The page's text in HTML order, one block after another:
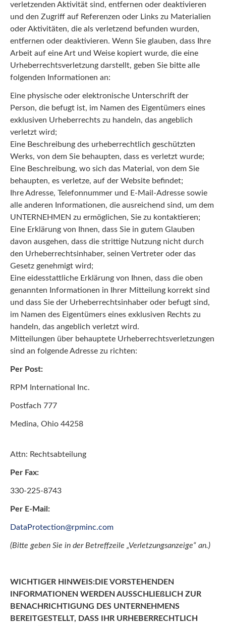
verletzenden Aktivität sind, entfernen oder deaktivieren
und den Zugriff auf Referenzen oder Links zu Materialien
oder Aktivitäten, die als verletzend befunden wurden,
entfernen oder deaktivieren. Wenn Sie glauben, dass Ihre
Arbeit auf eine Art und Weise kopiert wurde, die eine
Urheberrechtsverletzung darstellt, geben Sie bitte alle
folgenden Informationen an:
Eine physische oder elektronische Unterschrift der
Person, die befugt ist, im Namen des Eigentümers eines
exklusiven Urheberrechts zu handeln, das angeblich
verletzt wird;
Eine Beschreibung des urheberrechtlich geschützten
Werks, von dem Sie behaupten, dass es verletzt wurde;
Eine Beschreibung, wo sich das Material, von dem Sie
behaupten, es verletze, auf der Website befindet;
Ihre Adresse, Telefonnummer und E-Mail-Adresse sowie
alle anderen Informationen, die ausreichend sind, um dem
UNTERNEHMEN zu ermöglichen, Sie zu kontaktieren;
Eine Erklärung von Ihnen, dass Sie in gutem Glauben
davon ausgehen, dass die strittige Nutzung nicht durch
den Urheberrechtsinhaber, seinen Vertreter oder das
Gesetz genehmigt wird;
Eine eidesstattliche Erklärung von Ihnen, dass die oben
genannten Informationen in Ihrer Mitteilung korrekt sind
und dass Sie der Urheberrechtsinhaber oder befugt sind,
im Namen des Eigentümers eines exklusiven Rechts zu
handeln, das angeblich verletzt wird.
Mitteilungen über behauptete Urheberrechtsverletzungen
sind an folgende Adresse zu richten:
Per Post:
RPM International Inc.
Postfach 777
Medina, Ohio 44258
Attn: Rechtsabteilung
Per Fax:
330-225-8743
Per E-Mail:
DataProtection@rpminc.com
(Bitte geben Sie in der Betreffzeile „Verletzungsanzeige“ an.)
WICHTIGER HINWEIS:DIE VORSTEHENDEN
INFORMATIONEN WERDEN AUSSCHLIEßLICH ZUR
BENACHRICHTIGUNG DES UNTERNEHMENS
BEREITGESTELLT, DASS IHR URHEBERRECHTLICH